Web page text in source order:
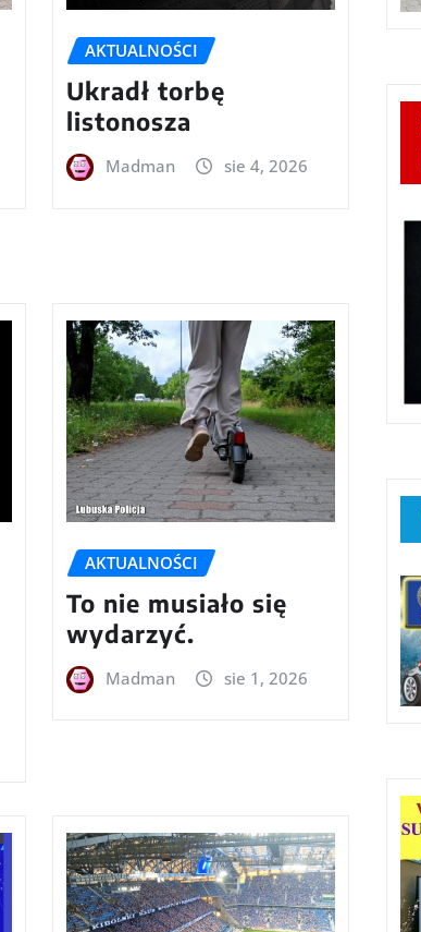
AKTUALNOŚCI
Ukradł torbę
listonosza
Madman sie 4, 2026
AKTUALNOŚCI
To nie musiało się
wydarzyć.
Madman sie 1, 2026